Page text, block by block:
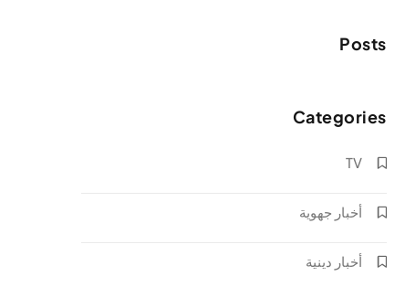
Posts
Categories
TV
أخبار جهوية
أخبار دينية